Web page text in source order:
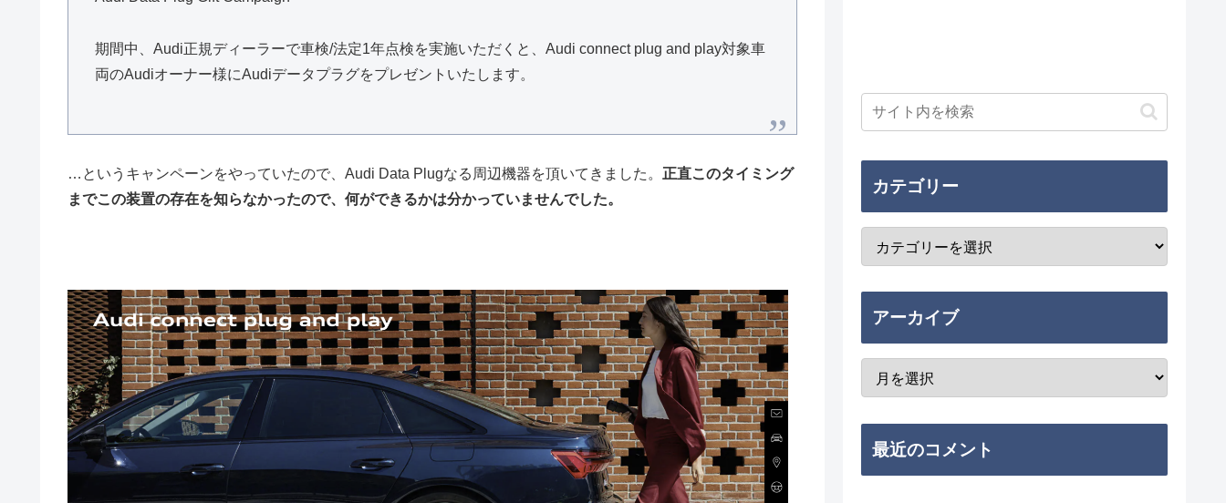
期間中、Audi正規ディーラーで車検/法定1年点検を実施いただくと、Audi connect plug and play対象車
両のAudiオーナー様にAudiデータプラグをプレゼントいたします。
…というキャンペーンをやっていたので、Audi Data Plugなる周辺機器を頂いてきました。 正直このタイミング
までこの装置の存在を知らなかったので、何ができるかは分かっていませんでした。
カテゴリー
アーカイブ
最近のコメント